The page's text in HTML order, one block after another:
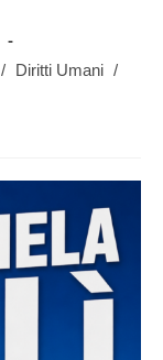
/ Diritti Umani /